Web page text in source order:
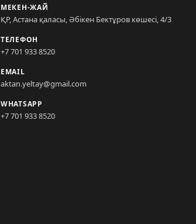
МЕКЕН-ЖАЙ
ҚР, Астана қаласы, Әбікен Бектұров көшесі, 4/3
ТЕЛЕФОН
+7 701 933 8520
EMAIL
aktan.yeltay@gmail.com
WHATSAPP
+7 701 933 8520